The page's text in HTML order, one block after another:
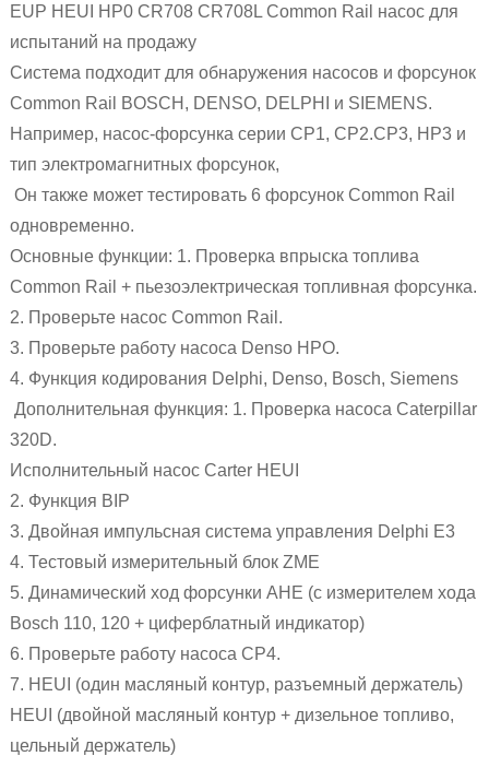
EUP HEUI HP0 CR708 CR708L Common Rail насос для
испытаний на продажу
Система подходит для обнаружения насосов и форсунок
Common Rail BOSCH, DENSO, DELPHI и SIEMENS.
Например, насос-форсунка серии CP1, CP2.CP3, HP3 и
тип электромагнитных форсунок,
Он также может тестировать 6 форсунок Common Rail
одновременно.
Основные функции: 1. Проверка впрыска топлива
Common Rail + пьезоэлектрическая топливная форсунка.
2. Проверьте насос Common Rail.
3. Проверьте работу насоса Denso HPO.
4. Функция кодирования Delphi, Denso, Bosch, Siemens
Дополнительная функция: 1. Проверка насоса Caterpillar
320D.
Исполнительный насос Carter HEUI
2. Функция BIP
3. Двойная импульсная система управления Delphi E3
4. Тестовый измерительный блок ZME
5. Динамический ход форсунки AHE (с измерителем хода
Bosch 110, 120 + циферблатный индикатор)
6. Проверьте работу насоса CP4.
7. HEUI (один масляный контур, разъемный держатель)
HEUI (двойной масляный контур + дизельное топливо,
цельный держатель)